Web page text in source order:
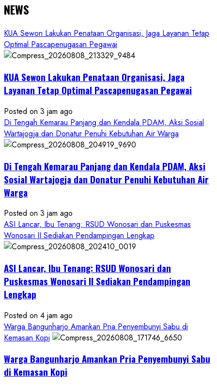
NEWS
KUA Sewon Lakukan Penataan Organisasi, Jaga Layanan Tetap
Optimal Pascapenugasan Pegawai
KUA Sewon Lakukan Penataan Organisasi, Jaga
Layanan Tetap Optimal Pascapenugasan Pegawai
Posted on 3 jam ago
Di Tengah Kemarau Panjang dan Kendala PDAM, Aksi Sosial
Wartajogja dan Donatur Penuhi Kebutuhan Air Warga
Di Tengah Kemarau Panjang dan Kendala PDAM, Aksi
Sosial Wartajogja dan Donatur Penuhi Kebutuhan Air
Warga
Posted on 3 jam ago
ASI Lancar, Ibu Tenang: RSUD Wonosari dan Puskesmas
Wonosari II Sediakan Pendampingan Lengkap
ASI Lancar, Ibu Tenang: RSUD Wonosari dan
Puskesmas Wonosari II Sediakan Pendampingan
Lengkap
Posted on 4 jam ago
Warga Bangunharjo Amankan Pria Penyembunyi Sabu di
Kemasan Kopi
Warga Bangunharjo Amankan Pria Penyembunyi Sabu
di Kemasan Kopi